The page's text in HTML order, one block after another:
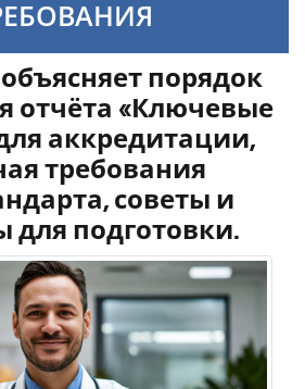
порядок
отчёта «Ключевые
аккредитации,
требования
советы и
для подготовки.